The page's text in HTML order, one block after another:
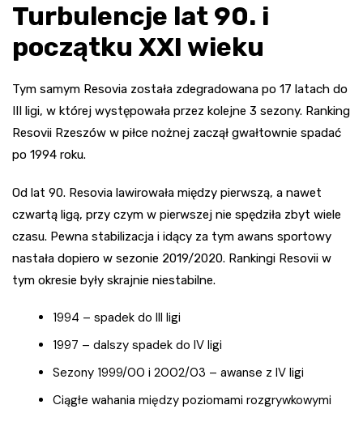
Turbulencje lat 90. i
początku XXI wieku
Tym samym Resovia została zdegradowana po 17 latach do
III ligi, w której występowała przez kolejne 3 sezony. Ranking
Resovii Rzeszów w piłce nożnej zaczął gwałtownie spadać
po 1994 roku.
Od lat 90. Resovia lawirowała między pierwszą, a nawet
czwartą ligą, przy czym w pierwszej nie spędziła zbyt wiele
czasu. Pewna stabilizacja i idący za tym awans sportowy
nastała dopiero w sezonie 2019/2020. Rankingi Resovii w
tym okresie były skrajnie niestabilne.
1994 – spadek do III ligi
1997 – dalszy spadek do IV ligi
Sezony 1999/00 i 2002/03 – awanse z IV ligi
Ciągłe wahania między poziomami rozgrywkowymi